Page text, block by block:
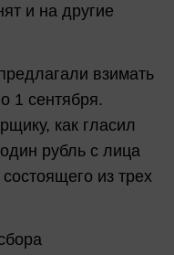
и на другие
взимать
1 сентября.
как гласил
рубль с лица
из трех